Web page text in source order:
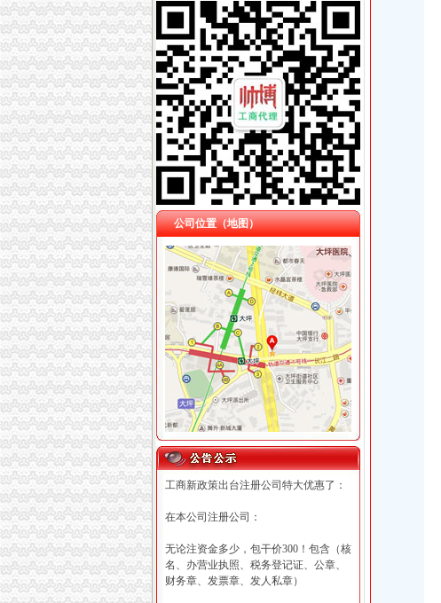
公司位置（地图）
工商新政策出台注册公司特大优惠了：
在本公司注册公司：
无论注资金多少，包干价300！包含（核
名、办营业执照、税务登记证、公章、
财务章、发票章、发人私章）